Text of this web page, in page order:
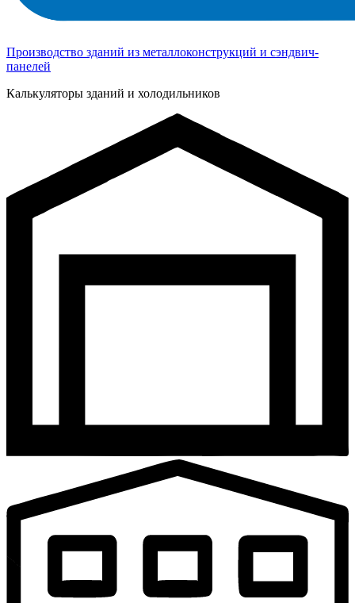
Производство зданий из металлоконструкций и сэндвич-
панелей
Калькуляторы зданий и холодильников